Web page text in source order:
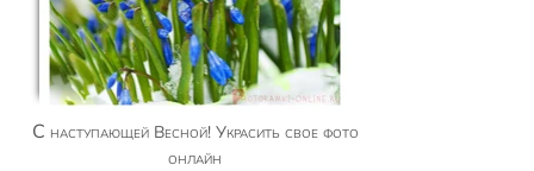
С наступающей Весной! Украсить свое фото
онлайн